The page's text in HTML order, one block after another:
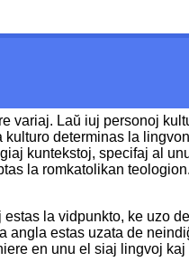
variaj. Laŭ iuj personoj
determinas la
kuntekstoj, specifaj al
la romkatolikan
la vidpunkto, ke uzo
estas uzata de
en unu el siaj lingvoj